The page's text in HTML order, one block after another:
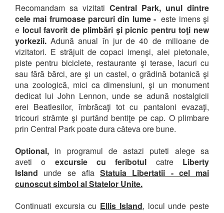
Recomandam sa vizitati Central Park, unul dintre
cele mai frumoase parcuri din lume -este imens şi
e locul favorit de plimbări şi picnic pentru toţi new
yorkezii.Adună anual în jur de 40 de milioane de
vizitatori. E străjuit de copaci imenşi, alei pietonale,
piste pentru biciclete, restaurante şi terase, lacuri cu
sau fără bărci, are şi un castel, o grădină botanică şi
una zoologică, mici ca dimensiuni, şi un monument
dedicat lui John Lennon, unde se adună nostalgicii
erei Beatlesilor, îmbrăcaţi tot cu pantaloni evazaţi,
tricouri strâmte şi purtând bentiţe pe cap. O plimbare
prin Central Park poate dura câteva ore bune.
Optional, in programul de astazi puteti alege sa
aveti o excursie cu feribotul catre Liberty
Island unde se afla Statuia Libertatii - cel mai
cunoscut simbol al Statelor Unite.
Continuati excursia cu Ellis Island, locul unde peste